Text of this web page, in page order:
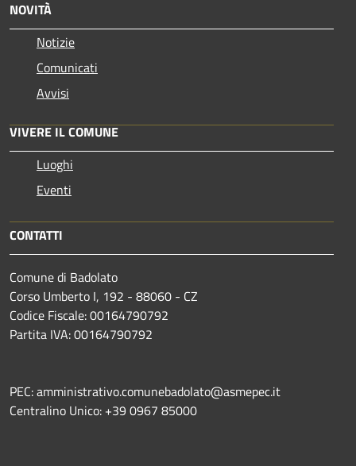
NOVITÀ
Notizie
Comunicati
Avvisi
VIVERE IL COMUNE
Luoghi
Eventi
CONTATTI
Comune di Badolato
Corso Umberto I, 192 - 88060 - CZ
Codice Fiscale: 00164790792
Partita IVA: 00164790792
PEC: amministrativo.comunebadolato@asmepec.it
Centralino Unico: +39 0967 85000